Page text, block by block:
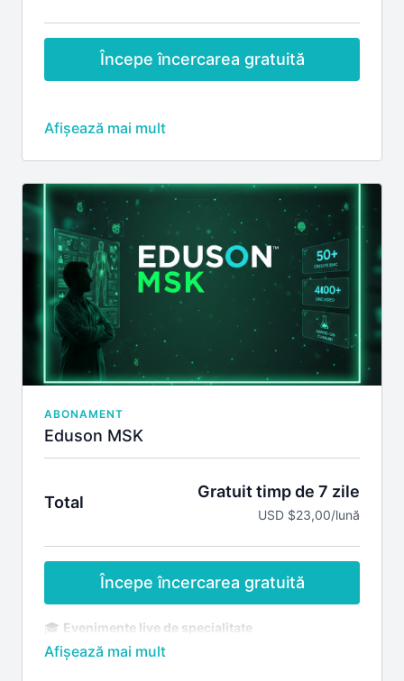
Începe încercarea gratuită
Include
Credite EMC pentru webinarile pe specialitatea
obstetrica si ginecologie în timpul premierei
webinariilor
Acces la înregistrările tuturor webinarilor pe
specialitatea obstetrica si ginecologie
Vizualizarea înregistrărilor webinarilor pe
obstetrica si ginecologie
Participarea la întâlniri live cu lectori Eduson
Cursuri nonmedicale
Materiale la care ai acces:
Ultrasonografie in ginecologie
Ecografia Transvaginala in practica Ginecologica
si Obstetricala
Patologie cardio-vasculara in sarcina
Abordarea provocarilor rezultate din problemele
infertilitatii
ABONAMENT
Eduson MSK
Total
Gratuit timp de 7 zile
USD $23,00/lună
Începe încercarea gratuită
🎓 Evenimente live de specialitate
Acces la webinariile live dedicate patologiei
musculo-scheletale (MSK)